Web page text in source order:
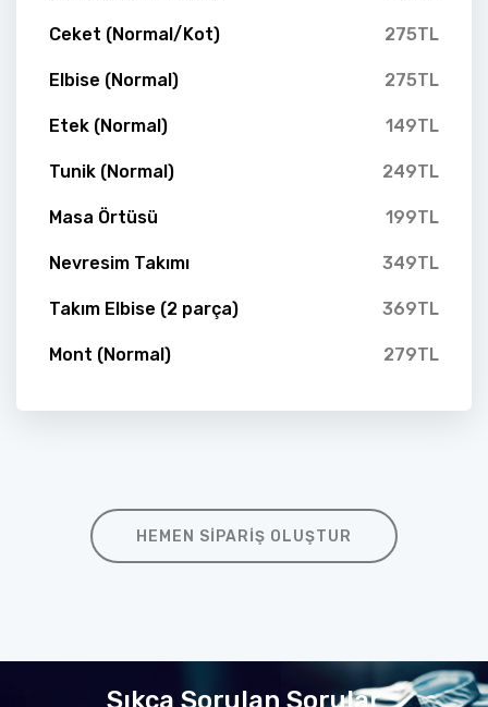
Ceket (Normal/Kot) 275TL
Elbise (Normal) 275TL
Etek (Normal) 149TL
Tunik (Normal) 249TL
Masa Örtüsü 199TL
Nevresim Takımı 349TL
Takım Elbise (2 parça) 369TL
Mont (Normal) 279TL
HEMEN SIPARIŞ OLUŞTUR
Sıkça Sorulan Sorular